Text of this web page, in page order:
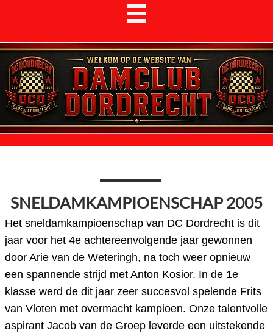
SNELDAMKAMPIOENSCHAP 2005
Het sneldamkampioenschap van DC Dordrecht is dit
jaar voor het 4e achtereenvolgende jaar gewonnen
door Arie van de Weteringh, na toch weer opnieuw
een spannende strijd met Anton Kosior. In de 1e
klasse werd de dit jaar zeer succesvol spelende Frits
van Vloten met overmacht kampioen. Onze talentvolle
aspirant Jacob van de Groep leverde een uitstekende